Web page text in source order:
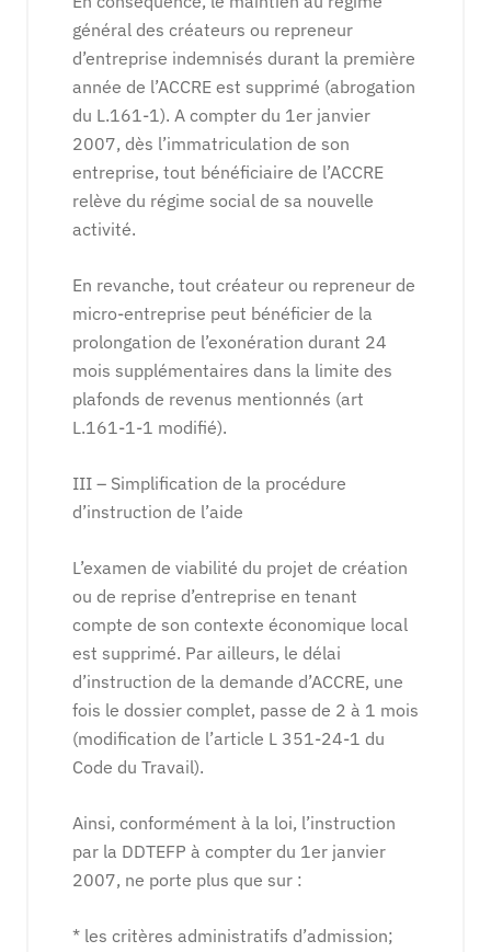
général des créateurs ou repreneur
d’entreprise indemnisés durant la première
année de l’ACCRE est supprimé (abrogation
du L.161-1). A compter du 1er janvier
2007, dès l’immatriculation de son
entreprise, tout bénéficiaire de l’ACCRE
relève du régime social de sa nouvelle
activité.
En revanche, tout créateur ou repreneur de
micro-entreprise peut bénéficier de la
prolongation de l’exonération durant 24
mois supplémentaires dans la limite des
plafonds de revenus mentionnés (art
L.161-1-1 modifié).
III – Simplification de la procédure
d’instruction de l’aide
L’examen de viabilité du projet de création
ou de reprise d’entreprise en tenant
compte de son contexte économique local
est supprimé. Par ailleurs, le délai
d’instruction de la demande d’ACCRE, une
fois le dossier complet, passe de 2 à 1 mois
(modification de l’article L 351-24-1 du
Code du Travail).
Ainsi, conformément à la loi, l’instruction
par la DDTEFP à compter du 1er janvier
2007, ne porte plus que sur :
* les critères administratifs d’admission;